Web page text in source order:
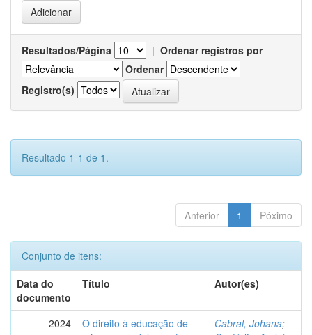
Resultados/Página | Ordenar registros por
Ordenar
Registro(s)
Resultado 1-1 de 1.
Anterior 1 Póximo
Conjunto de itens:
Data do
documento
Título Autor(es)
2024
O direito à educação de
Cabral, Johana;